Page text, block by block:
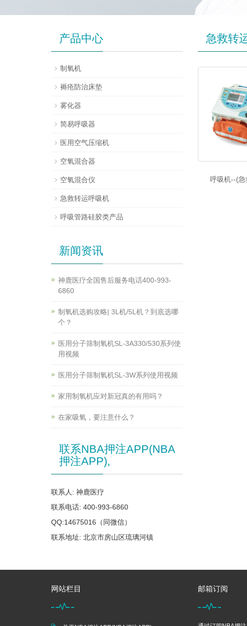
急救转
呼吸机--(急
产品中心
制氧机
褥疮防治床垫
雾化器
简易呼吸器
医用空气压缩机
空氧混合器
空氧混合仪
急救转运呼吸机
呼吸管路硅胶类产品
新闻资讯
神鹿医疗全国售后服务电话400-993-
6860
制氧机选购攻略| 3L机/5L机？到底选哪
个？
医用分子筛制氧机SL-3A330/530系列使
用视频
医用分子筛制氧机SL-3W系列使用视频
家用制氧机应对新冠真的有用吗？
在家吸氧，要注意什么？
联系NBA押注APP(NBA
押注APP),
联系人: 神鹿医疗
联系电话: 400-993-6860
QQ:14675016（同微信）
联系地址: 北京市房山区琉璃河镇
网站栏目 邮箱订阅